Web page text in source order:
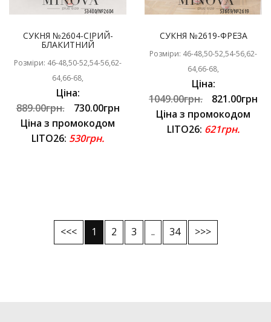
СУКНЯ №2604-СІРИЙ-
БЛАКИТНИЙ
Розміри: 46-48,50-52,54-56,62-
64,66-68,
Ціна:
889.00грн.
730.00грн
Ціна з промокодом
LITO26: 530грн.
СУКНЯ №2619-ФРЕЗА
Розміри: 46-48,50-52,54-56,62-
64,66-68,
Ціна:
1049.00грн.
821.00грн
Ціна з промокодом
LITO26: 621грн.
<<< 1 2 3 .. 34 >>>